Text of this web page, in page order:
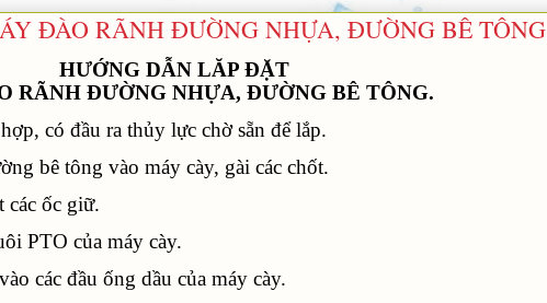
ĐÀO RÃNH ĐƯỜNG NHỰA, ĐƯỜNG BÊ
HƯỚNG DẪN LĂP ĐẶT
RÃNH ĐƯỜNG NHỰA, ĐƯỜNG BÊ TÔNG.
có đầu ra thủy lực chờ sẵn để lắp.
bê tông vào máy cày, gài các chốt.
các ốc giữ.
PTO của máy cày.
các đầu ống dầu của máy cày.